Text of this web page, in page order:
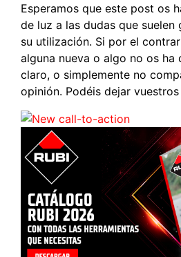
Esperamos que este post os
de luz a las dudas que suelen
su utilización. Si por el
alguna nueva o algo no os ha
claro, o simplemente no
opinión. Podéis dejar